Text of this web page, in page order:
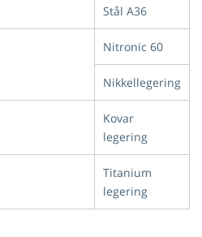
Stål A36
Nitronic 60
Nikkellegering
Kovar
legering
Titanium
legering